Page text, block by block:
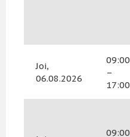
Joi,
06.08.2026
09:00
–
17:00
09:00